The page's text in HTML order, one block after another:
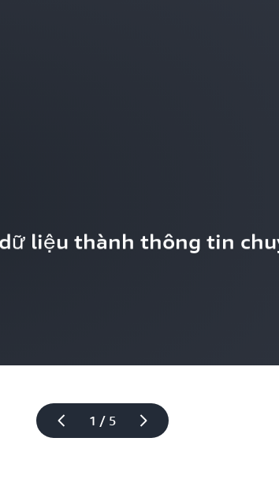
1 / 5
liệu thành thông tin